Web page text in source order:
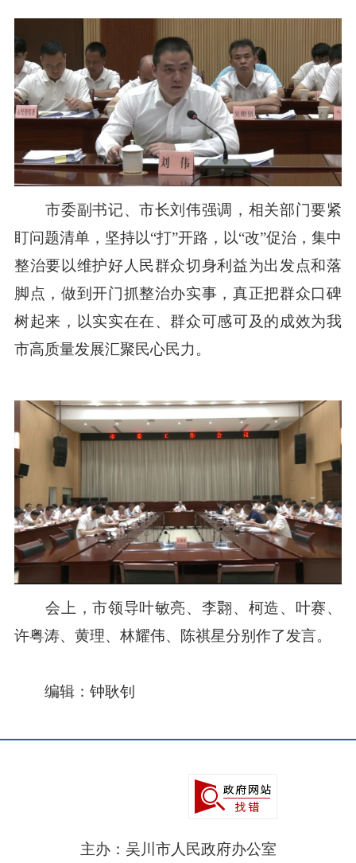
市委副书记、市长刘伟强调，相关部门要紧
盯问题清单，坚持以“打”开路，以“改”促治，集中
整治要以维护好人民群众切身利益为出发点和落
脚点，做到开门抓整治办实事，真正把群众口碑
树起来，以实实在在、群众可感可及的成效为我
市高质量发展汇聚民心民力。
会上，市领导叶敏亮、李翾、柯造、叶赛、
许粤涛、黄理、林耀伟、陈祺星分别作了发言。
编辑：钟耿钊
主办：吴川市人民政府办公室